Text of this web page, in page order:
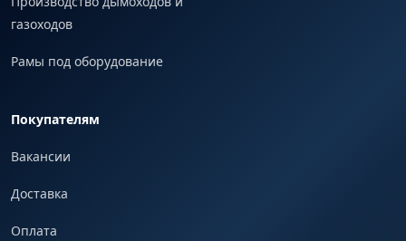
газоходов
Рамы под оборудование
Покупателям
Вакансии
Доставка
Оплата